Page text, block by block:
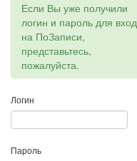
Если Вы уже получили
логин и пароль для
на ПоЗаписи,
представьтесь,
пожалуйста.
Логин
Пароль